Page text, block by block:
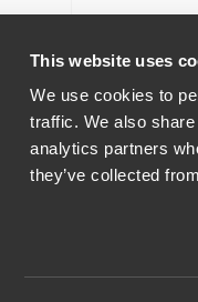
This website uses
We use cookies to
traffic. We also
analytics partners
they’ve collected